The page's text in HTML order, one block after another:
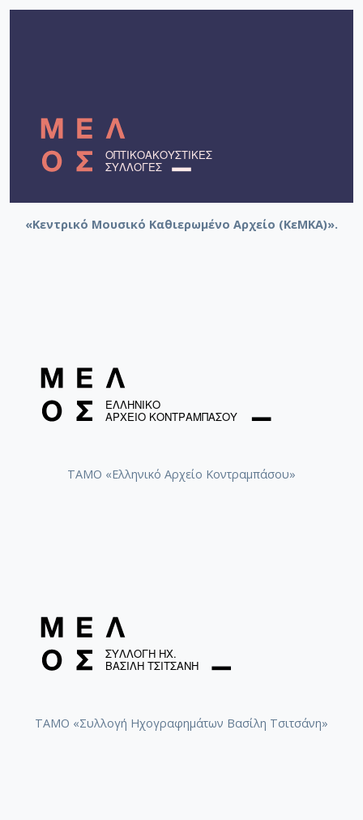
«Κεντρικό Μουσικό Καθιερωμένο Αρχείο (ΚεΜΚΑ)».
ΤΑΜΟ «Ελληνικό Αρχείο Κοντραμπάσου»
ΤΑΜΟ «Συλλογή Ηχογραφημάτων Βασίλη Τσιτσάνη»